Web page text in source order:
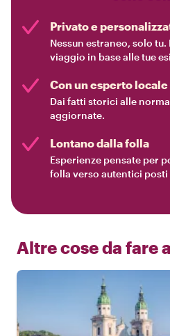
Privato e
Nessun estraneo, solo
viaggio in base alle tue
Con un esperto locale
Dai fatti storici alle
aggiornate.
Lontano dalla folla
Esperienze pensate per
folla verso autentici posti
Altre cose da fare a